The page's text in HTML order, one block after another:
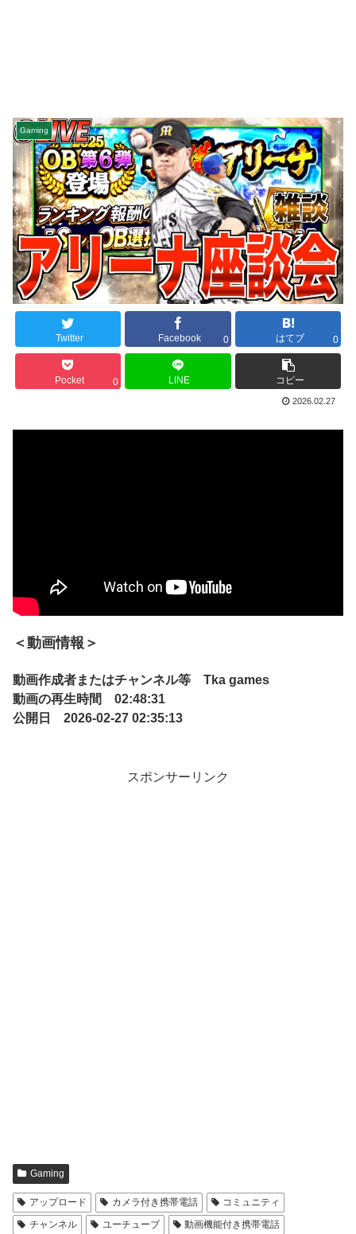
Gaming
Twitter Facebook 0 はてブ 0
Pocket 0 LINE コピー
2026.02.27
＜動画情報＞
動画作成者またはチャンネル等 Tka games
動画の再生時間 02:48:31
公開日 2026-02-27 02:35:13
スポンサーリンク
Gaming
アップロード カメラ付き携帯電話
コミュニティ
チャンネル
ユーチューブ 動画機能付き携帯電話